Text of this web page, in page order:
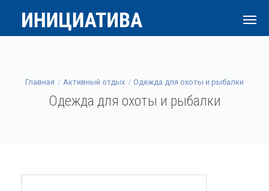
Главная Активный отдых Одежда для охоты и рыбалки
Одежда для охоты и рыбалки